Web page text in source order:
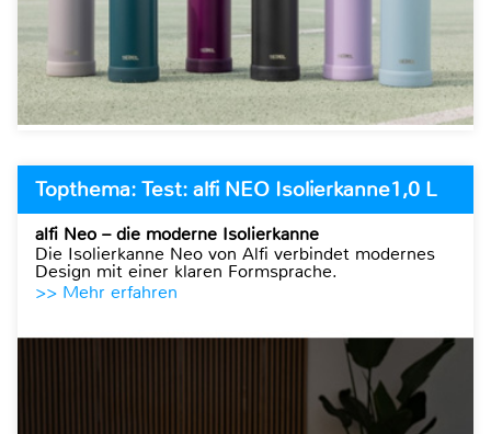
Topthema: Test: alfi NEO Isolierkanne1,0 L
alfi Neo – die moderne Isolierkanne
Die Isolierkanne Neo von Alfi verbindet modernes
Design mit einer klaren Formsprache.
>> Mehr erfahren